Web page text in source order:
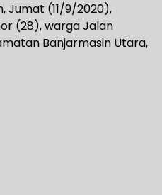
Jumat (11/9/2020),
(28), warga Jalan
Banjarmasin Utara,